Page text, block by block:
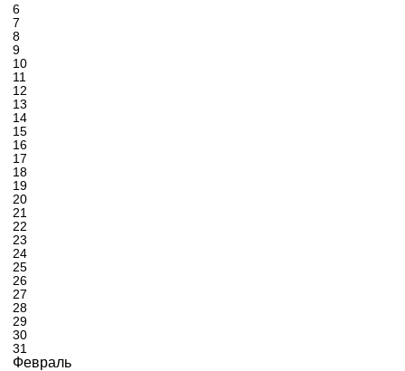
6
7
8
9
10
11
12
13
14
15
16
17
18
19
20
21
22
23
24
25
26
27
28
29
30
31
Февраль